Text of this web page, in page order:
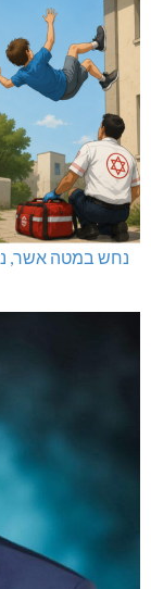
נחש במטה אשר,